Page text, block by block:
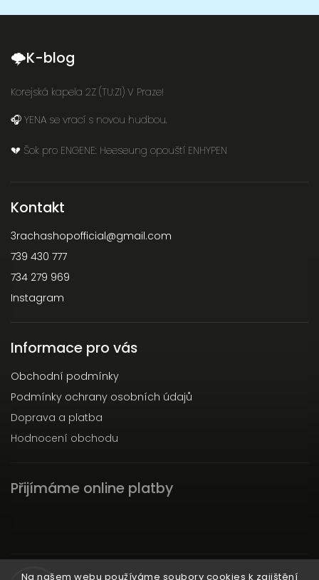
Na našem webu používáme soubory cookies k zajištění
🌩K-blog
Korejská kapela 2Z (TU:ZI) V Praze!
🎧 YENA se vrací s novou hudbou.
💔 Šok pro ENGENE: Heeseung opouští ENHYPEN
Kontakt
3rachashopofficial@gmail.com
739 430 777
734 279 969
Instagram
Informace pro vás
Obchodní podmínky
Podmínky ochrany osobních údajů
Doprava a platba
Hodnocení obchodu
Přijímáme online platby